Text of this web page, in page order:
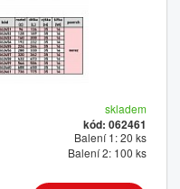
skladem
kód: 062461
Balení 1: 20 ks
Balení 2: 100 ks